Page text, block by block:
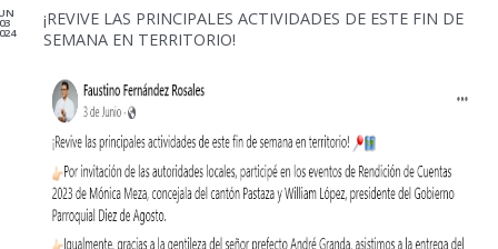
03
¡REVIVE LAS PRINCIPALES ACTIVIDADES DE ESTE FIN DE
SEMANA EN TERRITORIO!